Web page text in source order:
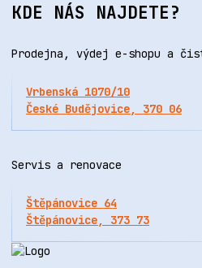
KDE NÁS NAJDETE?
Prodejna, výdej e-shopu a
Vrbenská 1070/10
České Budějovice, 370 06
Servis a renovace
Štěpánovice 64
Štěpánovice, 373 73